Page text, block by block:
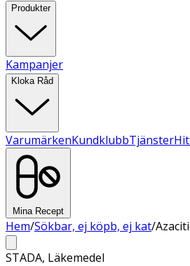
Produkter
Kampanjer
Kloka Råd
VarumärkenKundklubbTjänster
Mina Recept
Hem/Sökbar, ej köpb, ej kat/
STADA, Läkemedel